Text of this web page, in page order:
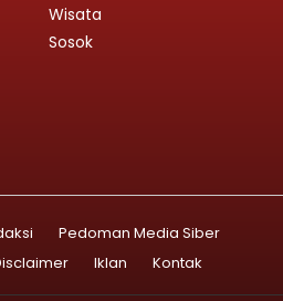
Wisata
Sosok
Pedoman Media Siber
Iklan Kontak